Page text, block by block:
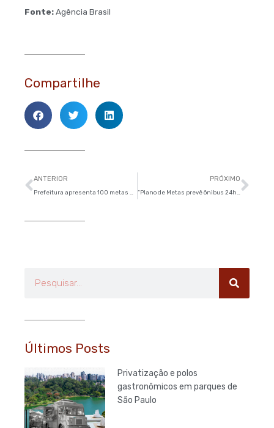
Fonte:Agência Brasil
Compartilhe
Anterior
ANTERIOR PRÓXIMO
Últimos Posts
Privatização e polos
gastronômicos em parques de
São Paulo